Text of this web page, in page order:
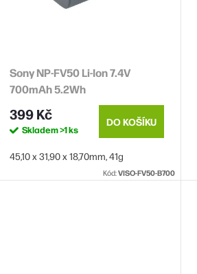
Sony NP-FV50 Li-Ion 7.4V
700mAh 5.2Wh
399 Kč
Skladem>1 ks
DO KOŠÍKU
45,10 x 31,90 x 18,70mm, 41g
Kód:VISO-FV50-B700